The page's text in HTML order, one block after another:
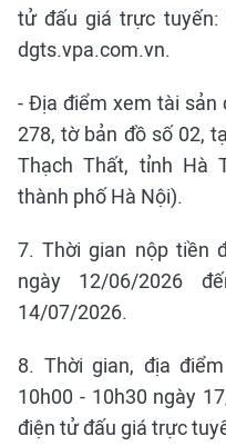
tử đấu giá trực tuyến:
dgts.vpa.com.vn.
- Địa điểm xem tài sản
278, tờ bản đồ số 02,
Thạch Thất, tỉnh Hà
thành phố Hà Nội).
7. Thời gian nộp tiền
ngày 12/06/2026
14/07/2026.
8. Thời gian, địa
10h00 - 10h30 ngày
điện tử đấu giá trực